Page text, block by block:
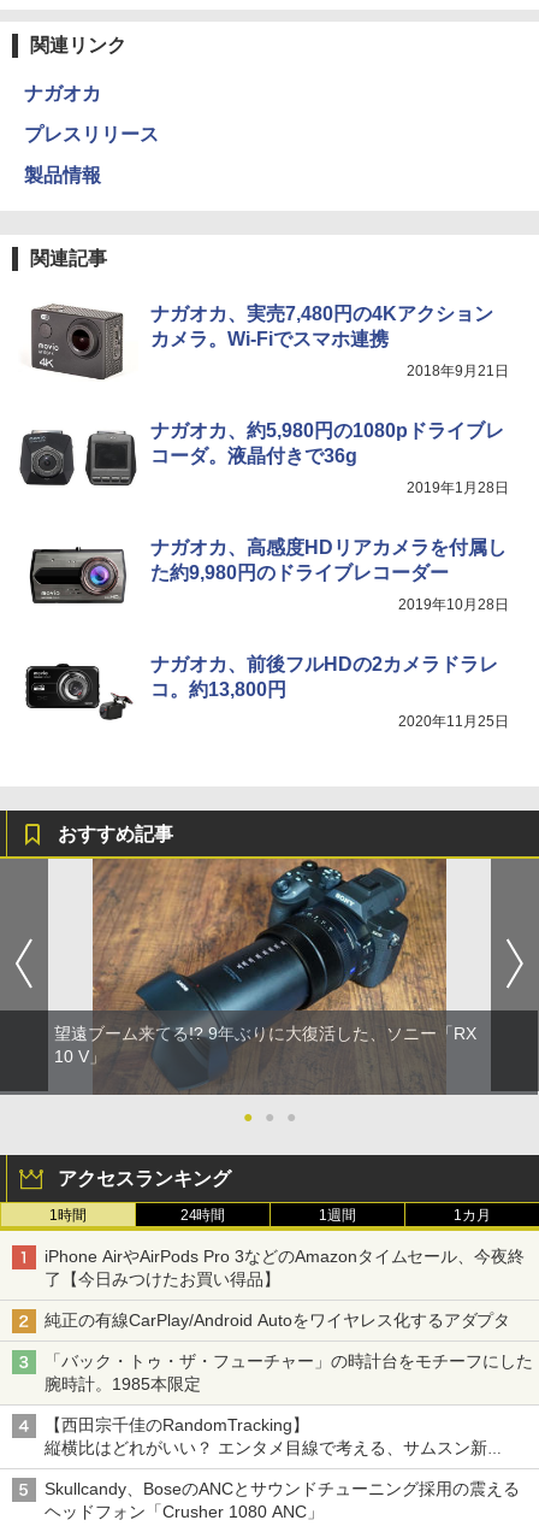
関連リンク
ナガオカ
プレスリリース
製品情報
関連記事
ナガオカ、実売7,480円の4Kアクション
カメラ。Wi-Fiでスマホ連携
2018年9月21日
ナガオカ、約5,980円の1080pドライブレ
コーダ。液晶付きで36g
2019年1月28日
ナガオカ、高感度HDリアカメラを付属し
た約9,980円のドライブレコーダー
2019年10月28日
ナガオカ、前後フルHDの2カメラドラレ
コ。約13,800円
2020年11月25日
おすすめ記事
望遠ブーム来てる!? 9年ぶりに大復活した、ソニー「RX
10 V」
● ● ●
アクセスランキング
1時間 24時間 1週間 1カ月
iPhone AirやAirPods Pro 3などのAmazonタイムセール、今夜終
了【今日みつけたお買い得品】
純正の有線CarPlay/Android Autoをワイヤレス化するアダプタ
「バック・トゥ・ザ・フューチャー」の時計台をモチーフにした
腕時計。1985本限定
【西田宗千佳のRandomTracking】
縦横比はどれがいい？ エンタメ目線で考える、サムスン新
「Galaxy Z Fold」
Skullcandy、BoseのANCとサウンドチューニング採用の震える
ヘッドフォン「Crusher 1080 ANC」